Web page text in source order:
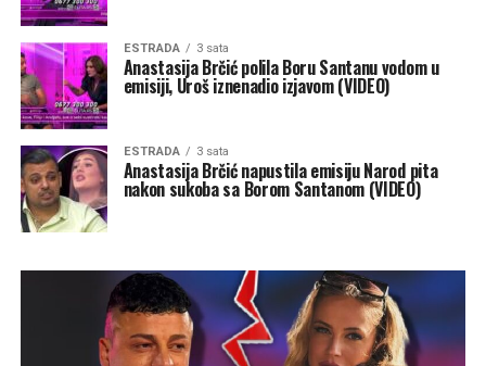
ESTRADA 3 sata
Anastasija Brčić polila Boru Santanu vodom u
emisiji, Uroš iznenadio izjavom (VIDEO)
ESTRADA 3 sata
Anastasija Brčić napustila emisiju Narod pita
nakon sukoba sa Borom Santanom (VIDEO)